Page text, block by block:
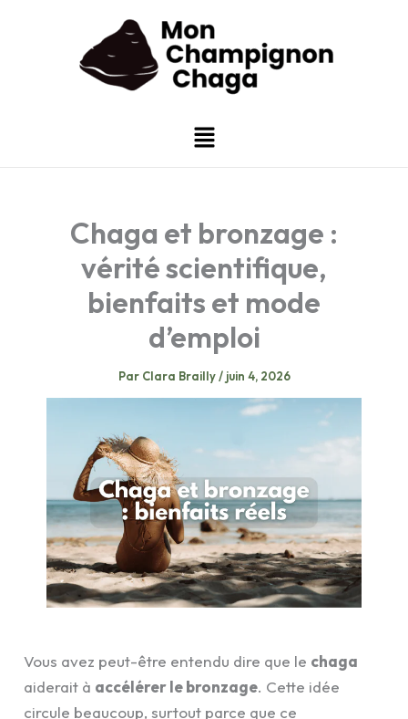
Menu
Chaga et bronzage :
vérité scientifique,
bienfaits et mode
d’emploi
Par Clara Brailly/ juin 4, 2026
Vous avez peut-être entendu dire que le chaga
aiderait à accélérer le bronzage. Cette idée
circule beaucoup, surtout parce que ce